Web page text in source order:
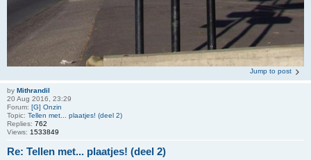
Jump to post
by Mithrandil
20 Aug 2016, 23:29
Forum: [G] Onzin
Topic: Tellen met... plaatjes! (deel 2)
Replies: 762
Views: 1533849
Re: Tellen met... plaatjes! (deel 2)